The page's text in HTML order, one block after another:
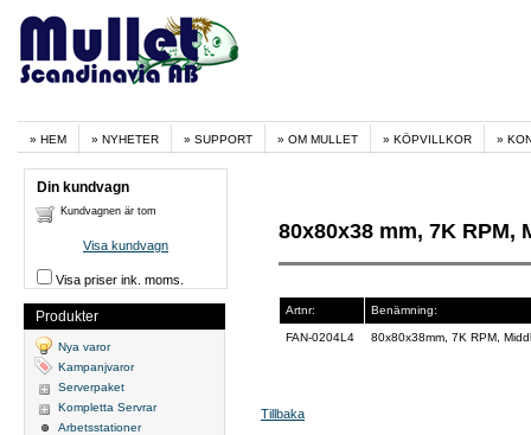
HEM NYHETER SUPPORT OM MULLET KÖPVILLKOR
80x80x38 mm, 7K RPM,
Artnr: Benämning:
FAN-0204L4 80x80x38mm, 7K RPM,
Tillbaka
Din kundvagn
Kundvagnen är tom
Visa kundvagn
Visa priser ink. moms.
Produkter
Nya varor
Kampanjvaror
Serverpaket
Kompletta Servrar
Arbetsstationer